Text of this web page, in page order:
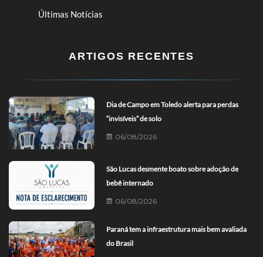
Últimas Notícias
ARTIGOS RECENTES
Dia de Campo em Toledo alerta para perdas
“invisíveis” de solo
06/08/2026
São Lucas desmente boato sobre adoção de
bebê internado
06/08/2026
Paraná tem a infraestrutura mais bem avaliada
do Brasil